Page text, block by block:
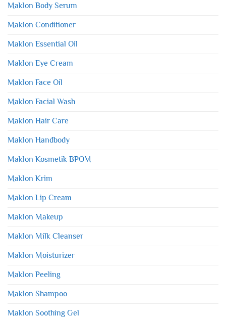
Maklon Body Serum
Maklon Conditioner
Maklon Essential Oil
Maklon Eye Cream
Maklon Face Oil
Maklon Facial Wash
Maklon Hair Care
Maklon Handbody
Maklon Kosmetik BPOM
Maklon Krim
Maklon Lip Cream
Maklon Makeup
Maklon Milk Cleanser
Maklon Moisturizer
Maklon Peeling
Maklon Shampoo
Maklon Soothing Gel